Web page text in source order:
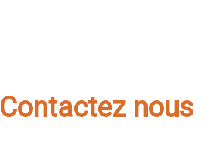
Contactez nous